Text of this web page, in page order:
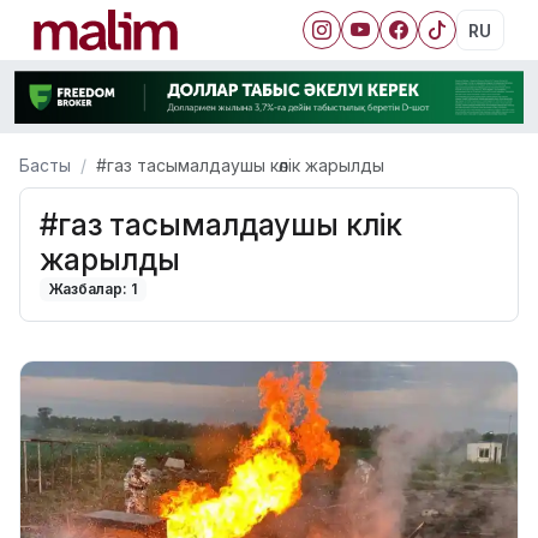
RU
Басты #газ тасымалдаушы көлік жарылды
#газ тасымалдаушы көлік
жарылды
Жазбалар: 1